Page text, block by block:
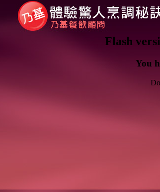
Flash
You